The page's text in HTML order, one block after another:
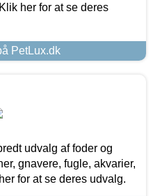
her for at se deres
PetLux.dk
udvalg af foder og
gnavere, fugle, akvarier,
for at se deres udvalg.